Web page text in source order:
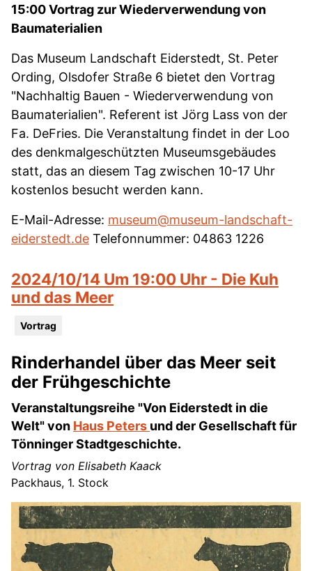
15:00 Vortrag zur Wiederverwendung von
Baumaterialien
Das Museum Landschaft Eiderstedt, St. Peter
Ording, Olsdofer Straße 6 bietet den Vortrag
"Nachhaltig Bauen - Wiederverwendung von
Baumaterialien". Referent ist Jörg Lass von der
Fa. DeFries. Die Veranstaltung findet in der Loo
des denkmalgeschützten Museumsgebäudes
statt, das an diesem Tag zwischen 10-17 Uhr
kostenlos besucht werden kann.
E-Mail-Adresse: museum@museum-landschaft-
eiderstedt.de Telefonnummer: 04863 1226
2024/10/14 Um 19:00 Uhr - Die Kuh
und das Meer
Vortrag
Rinderhandel über das Meer seit
der Frühgeschichte
Veranstaltungsreihe "Von Eiderstedt in die
Welt" von Haus Peters und der Gesellschaft für
Tönninger Stadtgeschichte.
Vortrag von Elisabeth Kaack
Packhaus, 1. Stock